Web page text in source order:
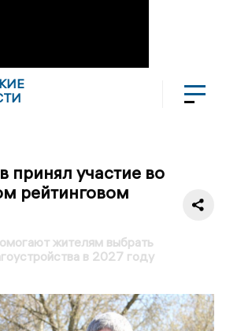
принял участие во
рейтинговом
жителям выбрать
в 2027 году